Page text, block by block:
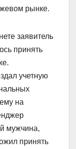
рынке.
заявитель
принять
учетную
на
мужчина,
принять